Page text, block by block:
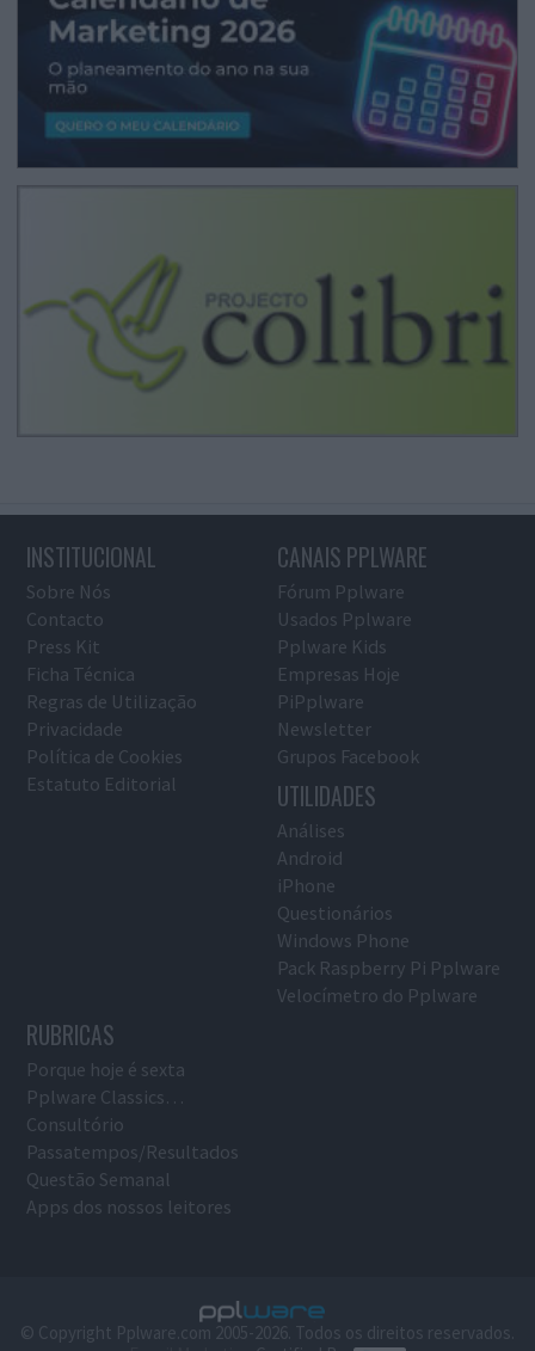
INSTITUCIONAL
Sobre Nós
Contacto
Press Kit
Ficha Técnica
Regras de Utilização
Privacidade
Política de Cookies
Estatuto Editorial
CANAIS PPLWARE
Fórum Pplware
Usados Pplware
Pplware Kids
Empresas Hoje
PiPplware
Newsletter
Grupos Facebook
UTILIDADES
Análises
Android
iPhone
Questionários
Windows Phone
Pack Raspberry Pi Pplware
Velocímetro do Pplware
RUBRICAS
Porque hoje é sexta
Pplware Classics…
Consultório
Passatempos/Resultados
Questão Semanal
Apps dos nossos leitores
© Copyright Pplware.com 2005-2026. Todos os direitos reservados.